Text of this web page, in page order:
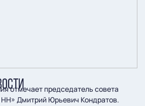
отмечает председатель совета
Дмитрий Юрьевич Кондратов.